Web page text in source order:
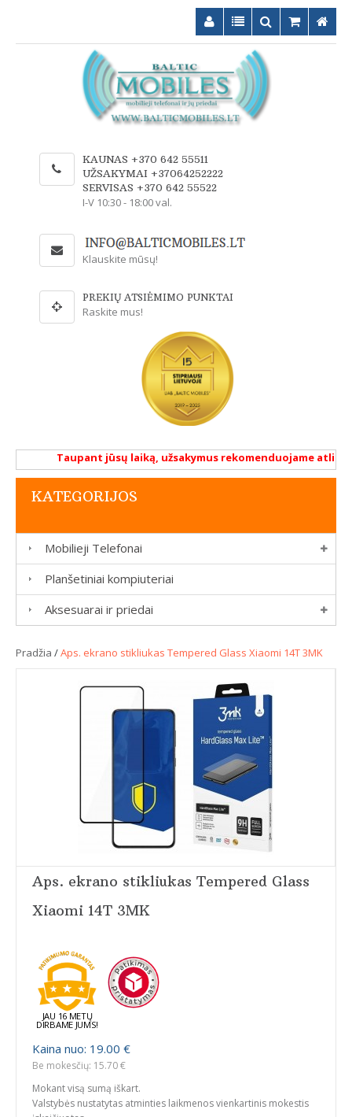
KAUNAS +370 642 55511
UŽSAKYMAI +37064252222
SERVISAS +370 642 55522
I-V 10:30 - 18:00 val.
Klauskite mūsų!
PREKIŲ ATSIĖMIMO PUNKTAI
Raskite mus!
Taupant jūsų laiką, užsakymus rekomenduojame atlikti
KATEGORIJOS
Mobilieji Telefonai
Planšetiniai kompiuteriai
Aksesuarai ir priedai
Pradžia /Aps. ekrano stikliukas Tempered Glass Xiaomi 14T 3MK
Aps. ekrano stikliukas Tempered Glass
Xiaomi 14T 3MK
JAU 16 METŲ
DIRBAME JUMS!
Kaina nuo: 19.00 €
Be mokesčių: 15.70 €
Mokant visą sumą iškart.
Valstybės nustatytas atminties laikmenos vienkartinis mokestis